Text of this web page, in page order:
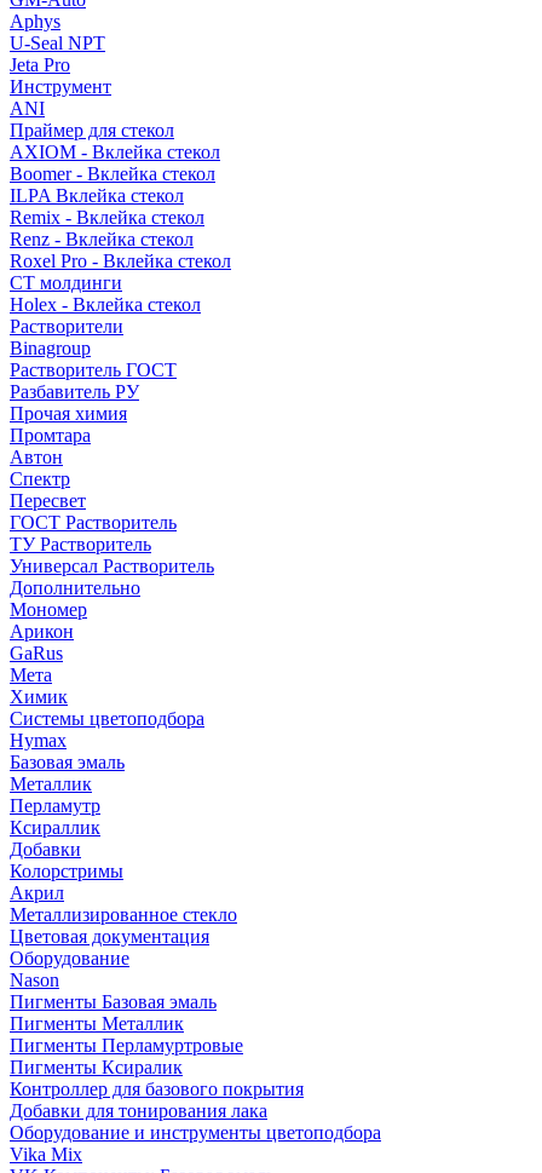
Aphys
U-Seal NPT
Jeta Pro
Инструмент
ANI
Праймер для стекол
AXIOM - Вклейка стекол
Boomer - Вклейка стекол
ILPA Вклейка стекол
Remix - Вклейка стекол
Renz - Вклейка стекол
Roxel Pro - Вклейка стекол
СТ молдинги
Holex - Вклейка стекол
Растворители
Binagroup
Растворитель ГОСТ
Разбавитель РУ
Прочая химия
Промтара
Автон
Спектр
Пересвет
ГОСТ Растворитель
ТУ Растворитель
Универсал Растворитель
Дополнительно
Мономер
Арикон
GaRus
Мета
Химик
Системы цветоподбора
Hymax
Базовая эмаль
Металлик
Перламутр
Ксираллик
Добавки
Колорстримы
Акрил
Металлизированное стекло
Цветовая документация
Оборудование
Nason
Пигменты Базовая эмаль
Пигменты Металлик
Пигменты Перламуртровые
Пигменты Ксиралик
Контроллер для базового покрытия
Добавки для тонирования лака
Оборудование и инструменты цветоподбора
Vika Mix